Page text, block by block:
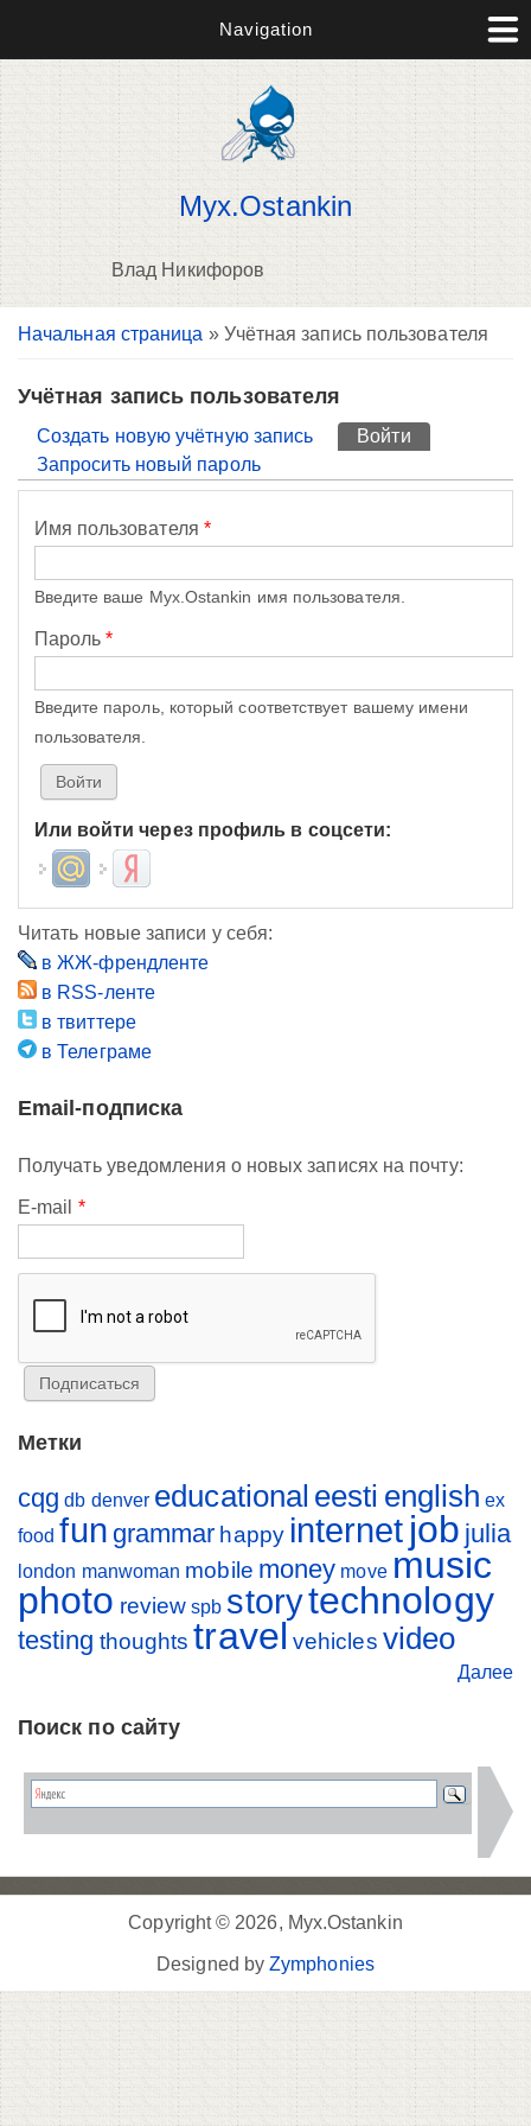
Navigation
Myx.Ostankin
Влад Никифоров
Вы здесь
Начальная страница » Учётная запись пользователя
Учётная запись пользователя
Главные вкладки
Создать новую учётную запись Войти
Запросить новый пароль
Имя пользователя *
Введите ваше Myx.Ostankin имя пользователя.
Пароль*
Введите пароль, который соответствует вашему имени
пользователя.
Или войти через профиль в соцсети:
Login with Mail.ruLogin with Яндекс
Читать новые записи у себя:
в ЖЖ-френдленте
в RSS-ленте
в твиттере
в Телеграме
Email-подписка
Получать уведомления о новых записях на почту:
E-mail *
Метки
cqg db denver educational eesti english ex
food fun grammar happy internet job julia
london manwoman mobile money move music
photo review spb storytechnology
testing thoughts travel vehicles video
Далее
Поиск по сайту
Copyright © 2026, Myx.Ostankin
Designed byZymphonies